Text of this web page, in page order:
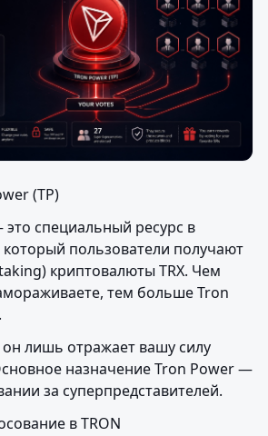
(TP)
специальный ресурс в
который пользователи получают
криптовалюты TRX. Чем
тем больше Tron
лишь отражает вашу силу
назначение Tron Power —
за суперпредставителей.
в TRON